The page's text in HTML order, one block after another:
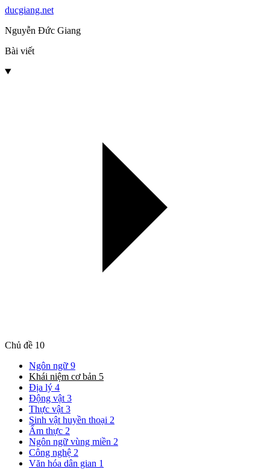
ducgiang.net
Nguyễn Đức Giang
Bài viết
Chủ đề 10
Ngôn ngữ 9
Khái niệm cơ bản 5
Địa lý 4
Động vật 3
Thực vật 3
Sinh vật huyền thoại 2
Ẩm thực 2
Ngôn ngữ vùng miền 2
Công nghệ 2
Văn hóa dân gian 1